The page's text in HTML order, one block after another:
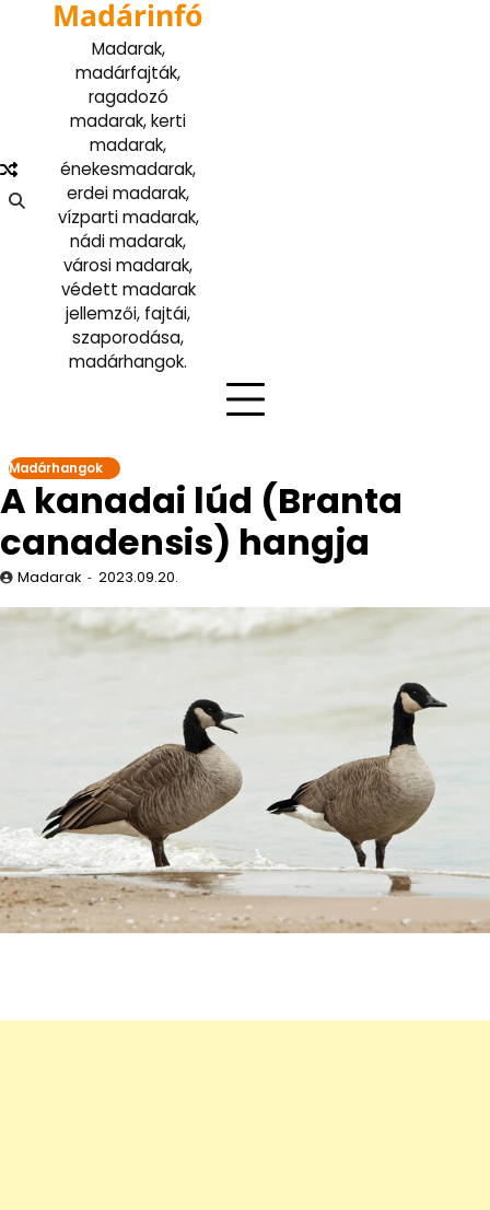
Madárinfó
Madarak,
madárfajták,
ragadozó
madarak, kerti
madarak,
énekesmadarak,
erdei madarak,
vízparti madarak,
nádi madarak,
városi madarak,
védett madarak
jellemzői, fajtái,
szaporodása,
madárhangok.
Madárhangok
A kanadai lúd (Branta
canadensis) hangja
Madarak 2023.09.20.